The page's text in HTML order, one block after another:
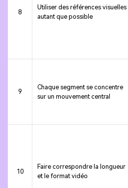
8
Utiliser des références visuelles
autant que possible
9
Chaque segment se concentre
sur un mouvement central
10
Faire correspondre la longueur
et le format vidéo